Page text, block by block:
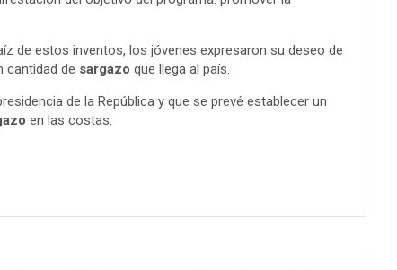
de estos inventos, los jóvenes expresaron su deseo de
cantidad de sargazo que llega al país.
de la República y que se prevé establecer un
en las costas.